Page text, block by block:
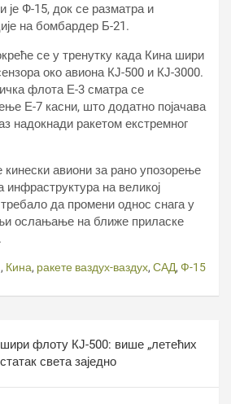
је Ф-15, док се разматра и
на бомбардер Б-21.
се у тренутку када Кина шири
око авиона КЈ-500 и КЈ-3000.
флота Е-3 сматра се
Е-7 касни, што додатно појачава
надокнади ракетом екстремног
кинески авиони за рано упозорење
инфраструктура на великој
да промени однос снага у
ослањање на ближе приласке
, Кина, ракете ваздух-ваздух, САД, Ф-15
флоту КЈ-500: више „летећих
света заједно